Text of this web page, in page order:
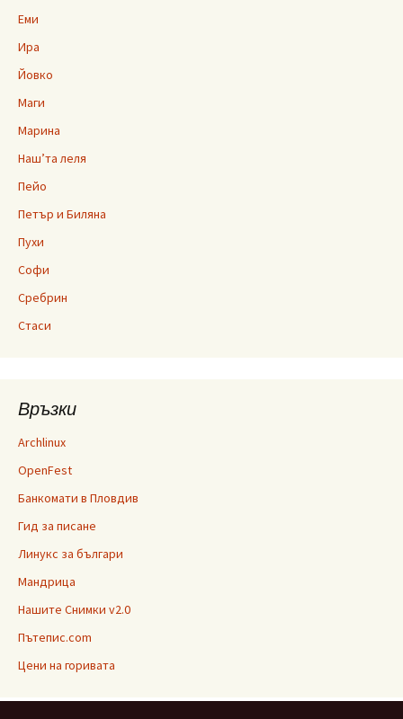
Еми
Ира
Йовко
Маги
Марина
Наш’та леля
Пейо
Петър и Биляна
Пухи
Софи
Сребрин
Стаси
Връзки
Archlinux
OpenFest
Банкомати в Пловдив
Гид за писане
Линукс за българи
Мандрица
Нашите Снимки v2.0
Пътепис.com
Цени на горивата